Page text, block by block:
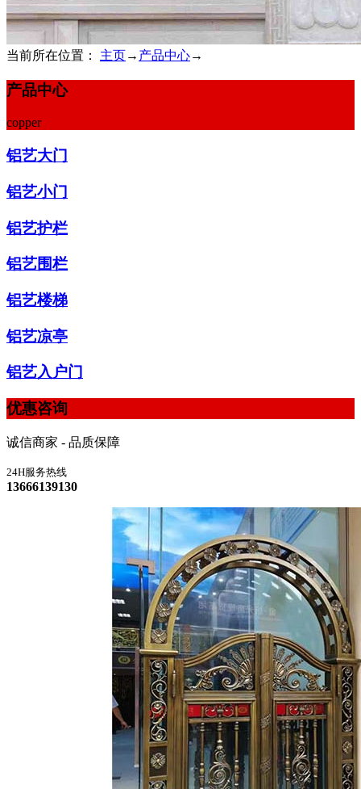
当前所在位置： 主页→ 产品中心→
产品中心
copper
铝艺大门
铝艺小门
铝艺护栏
铝艺围栏
铝艺楼梯
铝艺凉亭
铝艺入户门
优惠咨询
诚信商家 - 品质保障
24H服务热线
13666139130